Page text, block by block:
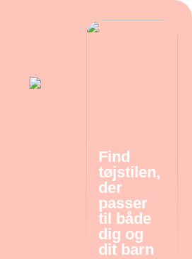
Find
tøjstilen,
der
passer
til både
dig og
dit barn